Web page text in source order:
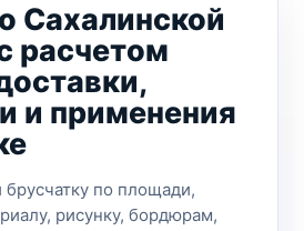
Сахалинской
расчетом
и применения
по площади,
рисунку, бордюрам,